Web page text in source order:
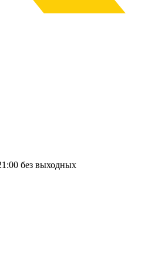
без выходных